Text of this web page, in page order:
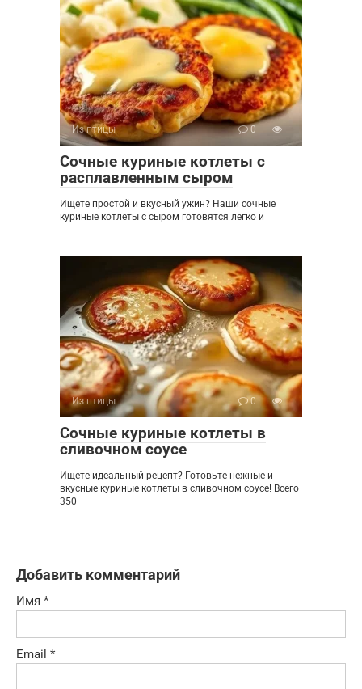
Из птицы 0
Сочные куриные котлеты с
расплавленным сыром
Ищете простой и вкусный ужин? Наши сочные
куриные котлеты с сыром готовятся легко и
Из птицы 0
Сочные куриные котлеты в
сливочном соусе
Ищете идеальный рецепт? Готовьте нежные и
вкусные куриные котлеты в сливочном соусе! Всего
350
Добавить комментарий
Имя *
Email *